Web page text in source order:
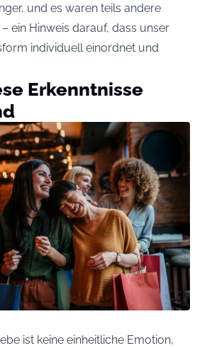
und es waren teils andere
ein Hinweis darauf, dass unser
individuell einordnet und
Erkenntnisse
ist keine einheitliche Emotion,